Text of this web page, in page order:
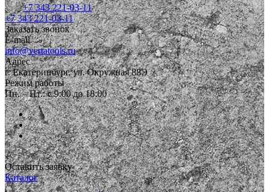
+7 343 221-03-11
+7 343 221-03-11
Заказать звонок
E-mail
info@vertatools.ru
Адрес
г. Екатеринбург, ул. Окружная 88Э
Режим работы
Пн. – Пт.: с 9:00 до 18:00
Оставить заявку
Каталог